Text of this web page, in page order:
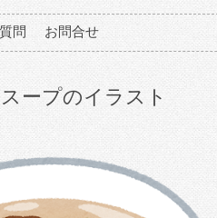
問 お問合せ
ープのイラスト